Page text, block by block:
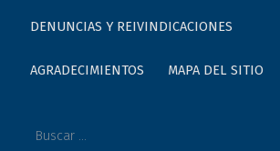
DENUNCIAS Y REIVINDICACIONES
AGRADECIMIENTOS MAPA DEL SITIO